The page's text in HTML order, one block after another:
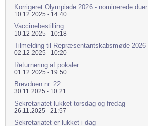
Korrigeret Olympiade 2026 - nominerede duer
10.12.2025 - 14:40
Vaccinebestilling
10.12.2025 - 10:18
Tilmelding til Repræsentantskabsmøde 2026
02.12.2025 - 10:20
Returnering af pokaler
01.12.2025 - 19:50
Brevduen nr. 22
30.11.2025 - 10:21
Sekretariatet lukket torsdag og fredag
26.11.2025 - 21:57
Sekretariatet er lukket i dag